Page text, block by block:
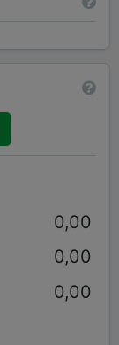
0,00
0,00
0,00